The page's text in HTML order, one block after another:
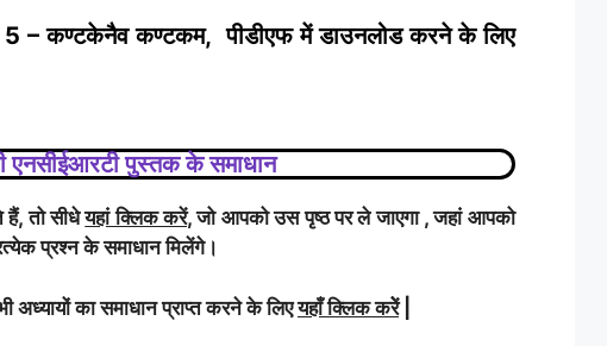
– कण्टकेनैव कण्टकम, पीडीएफ में डाउनलोड करने के लिए
एनसीईआरटी पुस्तक के समाधान
हैं, तो सीधेयहां क्लिक करें, जो आपको उस पृष्ठ पर ले जाएगा , जहां आपको
प्रश्न के समाधान मिलेंगे।
अध्यायों का समाधान प्राप्त करने के लिएयहाँ क्लिक करेें|